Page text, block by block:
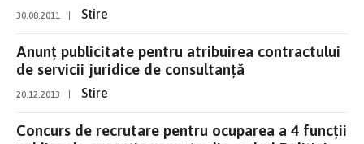
30.08.2011 Stire
Anunţ publicitate pentru atribuirea contractului
de servicii juridice de consultanţă
20.12.2013 Stire
Concurs de recrutare pentru ocuparea a 4 funcţii